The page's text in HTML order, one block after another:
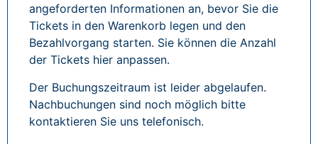
angeforderten Informationen an, bevor Sie die
Tickets in den Warenkorb legen und den
Bezahlvorgang starten. Sie können die Anzahl
der Tickets hier anpassen.
Der Buchungszeitraum ist leider abgelaufen.
Nachbuchungen sind noch möglich bitte
kontaktieren Sie uns telefonisch.